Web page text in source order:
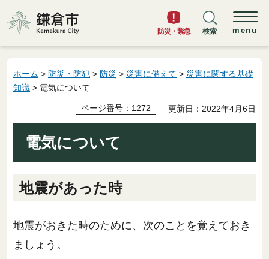
鎌倉市
防災・緊急 検索 menu
ホーム > 防災・防犯 > 防災 > 災害に備えて > 災害に関する基礎
知識 > 電気について
ページ番号：1272 更新日：2022年4月6日
電気について
地震があった時
地震がおきた時のために、次のことを覚えておき
ましょう。